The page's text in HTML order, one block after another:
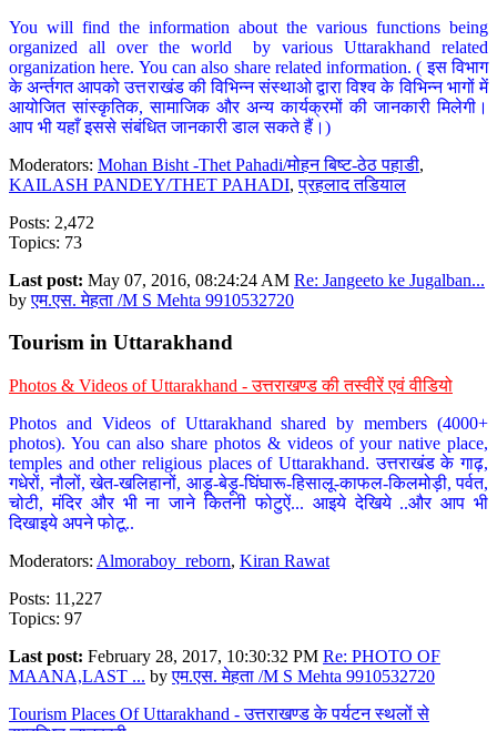
You will find the information about the various functions being
organized all over the world by various Uttarakhand related
organization here. You can also share related information. ( इस विभाग
के अर्न्तगत आपको उत्तराखंड की विभिन्न संस्थाओ द्वारा विश्व के विभिन्न भागों में
आयोजित सांस्कृतिक, सामाजिक और अन्य कार्यक्रमों की जानकारी मिलेगी।
आप भी यहाँ इससे संबंधित जानकारी डाल सकते हैं।)
Moderators: Mohan Bisht -Thet Pahadi/मोहन बिष्ट-ठेठ पहाडी,
KAILASH PANDEY/THET PAHADI,प्रहलाद तडियाल
Posts: 2,472
Topics: 73
Last post: May 07, 2016, 08:24:24 AM Re: Jangeeto ke Jugalban...
byएम.एस. मेहता /M S Mehta 9910532720
Tourism in Uttarakhand
Photos & Videos of Uttarakhand - उत्तराखण्ड की तस्वीरें एवं वीडियो
Photos and Videos of Uttarakhand shared by members (4000+
photos). You can also share photos & videos of your native place,
temples and other religious places of Uttarakhand. उत्तराखंड के गाढ़,
गधेरों, नौलों, खेत-खलिहानों, आड़ू-बेड़ू-घिंघारू-हिसालू-काफल-किलमोड़ी, पर्वत,
चोटी, मंदिर और भी ना जाने कितनी फोटुऐं... आइये देखिये ..और आप भी
दिखाइये अपने फोटू..
Moderators: Almoraboy_reborn, Kiran Rawat
Posts: 11,227
Topics: 97
Last post: February 28, 2017, 10:30:32 PM Re: PHOTO OF
MAANA,LAST ... byएम.एस. मेहता /M S Mehta 9910532720
Tourism Places Of Uttarakhand - उत्तराखण्ड के पर्यटन स्थलों से